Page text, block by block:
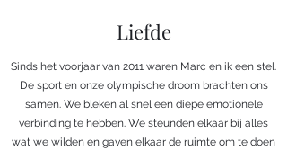
Liefde
Sinds het voorjaar van 2011 waren Marc en ik een stel.
De sport en onze olympische droom brachten ons
samen. We bleken al snel een diepe emotionele
verbinding te hebben. We steunden elkaar bij alles
wat we wilden en gaven elkaar de ruimte om te doen